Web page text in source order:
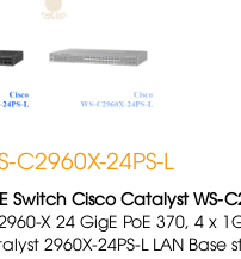
C2960X-24PS-L
Switch Cisco Catalyst WS-
X 24 GigE PoE 370, 4 x
2960X-24PS-L LAN